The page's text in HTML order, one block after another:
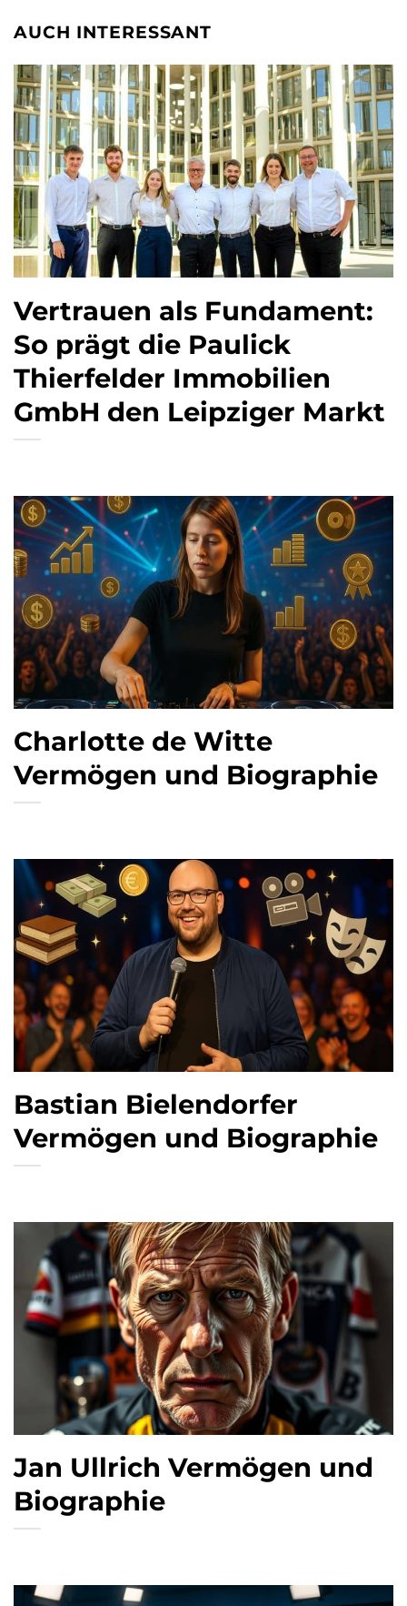
AUCH INTERESSANT
Vertrauen als Fundament:
So prägt die Paulick
Thierfelder Immobilien
GmbH den Leipziger Markt
Charlotte de Witte
Vermögen und Biographie
Bastian Bielendorfer
Vermögen und Biographie
Jan Ullrich Vermögen und
Biographie